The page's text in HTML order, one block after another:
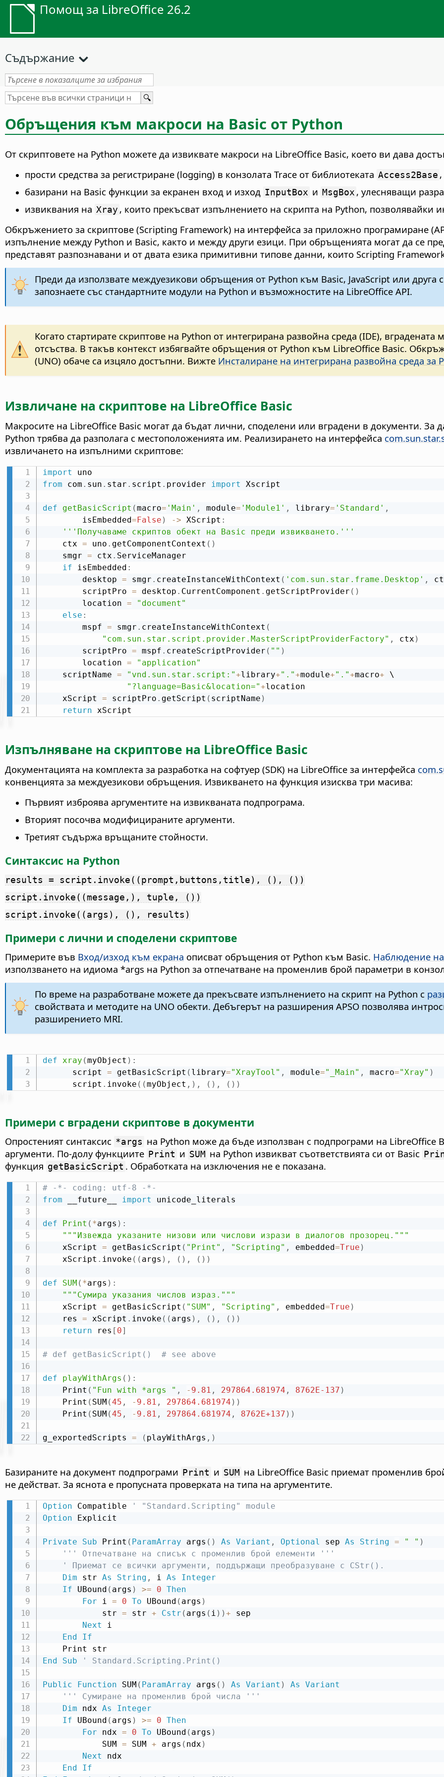
Помощ за LibreOffice 26.2
Съдържание
Обръщения към макроси на Basic от Python
От скриптовете на Python можете да извиквате макроси на LibreOffice Basic, което ви дава
прости средства за регистриране (logging) в конзолата Trace от библиотеката Access2Base ,
базирани на Basic функции за екранен вход и изход InputBox и MsgBox , улесняващи
извиквания на Xray , които прекъсват изпълнението на скрипта на Python, позволявайки
Обкръжението за скриптове (Scripting Framework) на интерфейса за приложно програмиране
изпълнение между Python и Basic, както и между други езици. При обръщенията могат да се
представят разпознавани и от двата езика примитивни типове данни, които Scripting
Преди да използвате междуезикови обръщения от Python към Basic, JavaScript или
запознаете със стандартните модули на Python и възможностите на LibreOffice API.
Когато стартирате скриптове на Python от интегрирана развойна среда (IDE),
отсъства. В такъв контекст избягвайте обръщения от Python към LibreOffice Basic.
(UNO) обаче са изцяло достъпни. Вижте Инсталиране на интегрирана развойна среда за
Извличане на скриптове на LibreOffice Basic
Макросите на LibreOffice Basic могат да бъдат лични, споделени или вградени в документи. За
Python трябва да разполага с местоположенията им. Реализирането на интерфейса
извличането на изпълними скриптове:
import
from com . sun . star . script . provider import Xscript
def getBasicScript (macro= 'Main' , module= 'Module1' , library= 'Standard' ,
        isEmbedded
=False ) -> XScript :
'''Получаваме скриптов обект на Basic преди извикването.'''
    ctx
= uno . getComponentContext ( )
    smgr
= ctx . ServiceManager
if isEmbedded :
        desktop
= smgr . createInstanceWithContext ( 'com.sun.star.frame.Desktop' ,
        scriptPro
= desktop . CurrentComponent . getScriptProvider ( )
        location
=
"document"
else :
        mspf
= smgr . createInstanceWithContext (
"com.sun.star.script.provider.MasterScriptProviderFactory" , ctx )
        scriptPro
= mspf . createScriptProvider ( "" )
        location
=
"application"
    scriptName
= "vnd.sun.star.script:"+library+"."+module+"."+macro+ \
"?language=Basic&location="+location
    xScript
= scriptPro . getScript ( scriptName )
return xScript
Изпълняване на скриптове на LibreOffice Basic
Документацията на комплекта за разработка на софтуер (SDK) на LibreOffice за интерфейса
конвенцията за междуезикови обръщения. Извикването на функция изисква три масива:
Първият изброява аргументите на извикваната подпрограма.
Вторият посочва модифицираните аргументи.
Третият съдържа връщаните стойности.
Синтаксис на Python
results = script.invoke((prompt,buttons,title), (), ())
script.invoke((message,), tuple, ())
script.invoke((args), (), results)
Примери с лични и споделени скриптове
Примерите във Вход/изход към екрана описват обръщения от Python към Basic. Наблюдение
използването на идиома *args на Python за отпечатване на променлив брой параметри в
По време на разработване можете да прекъсвате изпълнението на скрипт на Python с
свойствата и методите на UNO обекти. Дебъгерът на разширения APSO позволява
разширението MRI.
def xray (myObject ) :
	  script
= getBasicScript ( library="XrayTool" , module="_Main" , macro="Xray" )
	  script
. invoke ( (myObject , ) , ( ) , ( ) )
Примери с вградени скриптове в документи
Опростеният синтаксис *args на Python може да бъде използван с подпрограми на LibreOffice
аргументи. По-долу функциите Print и SUM на Python извикват съответствията си от Basic
функция getBasicScript . Обработката на изключения не е показана.
# -*- coding: utf-8 -*-
from __future__ import unicode_literals
def Print ( *args ) :
"""Извежда указаните низови или числови изрази в диалогов прозорец."""
    xScript
= getBasicScript ( "Print" , "Scripting" , embedded=True )
    xScript
. invoke ( ( args ) , ( ) , ( ) )
def SUM ( *args ) :
"""Сумира указания числов израз."""
    xScript
= getBasicScript ( "SUM" , "Scripting" , embedded=True )
    res
= xScript . invoke ( ( args ) , ( ) , ( ) )
return res [ 0]
# def getBasicScript()  # see above
def playWithArgs ( ) :
    Print
( "Fun with *args " , - 9.81 , 297864.681974 , 8762E-137 )
    Print
( SUM (45 , - 9.81 , 297864.681974 ) )
    Print
( SUM (45 , - 9.81 , 297864.681974 , 8762E+137 ) )
g_exportedScripts = ( playWithArgs , )
Базираните на документ подпрограми Print и SUM на LibreOffice Basic приемат променлив
не действат. За яснота е пропусната проверката на типа на аргументите.
Option Compatible
' "Standard.Scripting" module
Option Explicit
Private Sub Print ( ParamArray args ( ) As Variant , Optional sep As String = " " )
''' Отпечатване на списък с променлив брой елементи '''
' Приемат се всички аргументи, поддържащи преобразуване с CStr().
Dim str As String , i As
Integer
If UBound ( args ) >= 0 Then
For i = 0 To UBound ( args )
            str
= str + Cstr ( args ( i ) )+ sep
Next i
End
If
End
Sub ' Standard.Scripting.Print()
Public Function SUM ( ParamArray args ( ) As Variant ) As
Variant
''' Сумиране на променлив брой числа '''
Dim ndx As
Integer
If UBound ( args ) >= 0 Then
For ndx = 0 To UBound ( args )
            SUM
= SUM + args ( ndx )
Next ndx
End
If